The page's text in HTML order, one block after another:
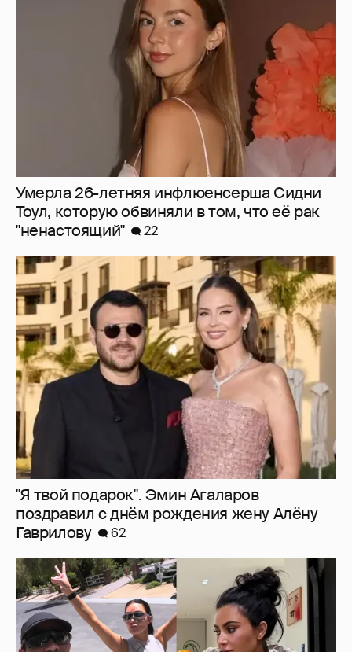
Умерла 26-летняя инфлюенсерша Сидни
Тоул, которую обвиняли в том, что её рак
"ненастоящий"
22
"Я твой подарок". Эмин Агаларов
поздравил с днём рождения жену Алёну
Гаврилову
62